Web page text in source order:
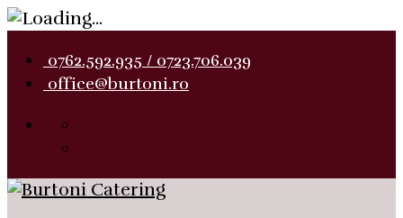
0762.592.935 / 0723.706.039
office@burtoni.ro